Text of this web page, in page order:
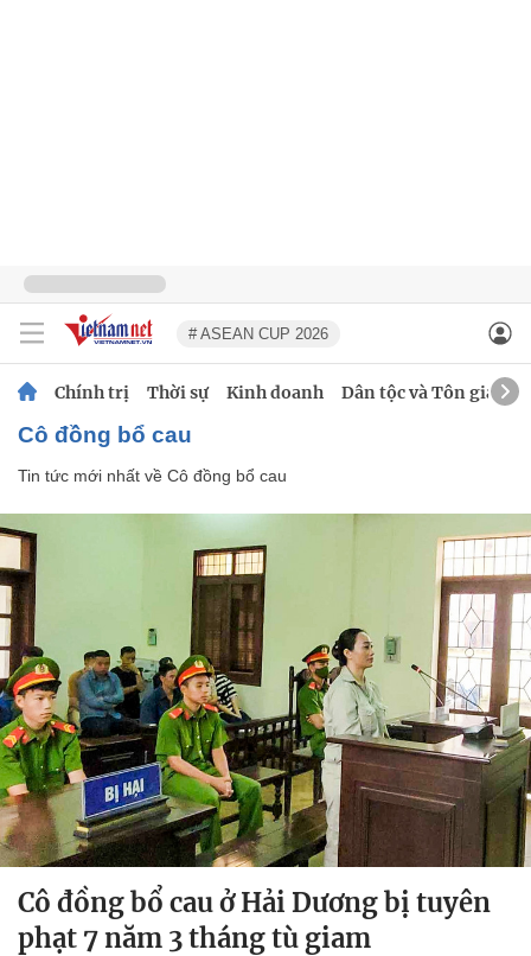
# ASEAN CUP 2026
Chính trị Thời sự Kinh doanh Dân tộc và Tôn giáo
Cô đồng bổ cau
Tin tức mới nhất về Cô đồng bổ cau
Cô đồng bổ cau ở Hải Dương bị tuyên
phạt 7 năm 3 tháng tù giam